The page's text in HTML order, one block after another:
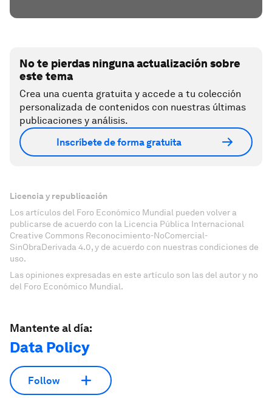
No te pierdas ninguna actualización sobre
este tema
Crea una cuenta gratuita y accede a tu colección
personalizada de contenidos con nuestras últimas
publicaciones y análisis.
Inscríbete de forma gratuita
Licencia y republicación
Los artículos del Foro Económico Mundial pueden volver a
publicarse de acuerdo con la Licencia Pública Internacional
Creative Commons Reconocimiento-NoComercial-
SinObraDerivada 4.0, y de acuerdo con nuestras condiciones de
uso.
Las opiniones expresadas en este artículo son las del autor y no
del Foro Económico Mundial.
Mantente al día:
Data Policy
Follow